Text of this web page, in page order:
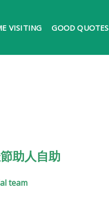
VISITING GOOD QUOTES
助人自助
team